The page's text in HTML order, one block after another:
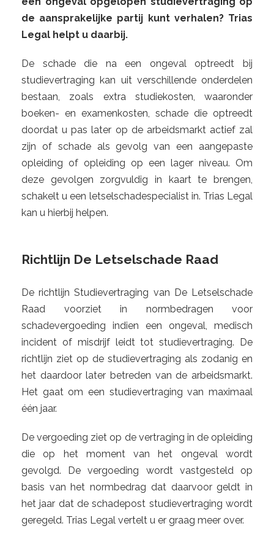
de aansprakelijke partij kunt verhalen? Trias
Legal helpt u daarbij.
De schade die na een ongeval optreedt bij
studievertraging kan uit verschillende onderdelen
bestaan, zoals extra studiekosten, waaronder
boeken- en examenkosten, schade die optreedt
doordat u pas later op de arbeidsmarkt actief zal
zijn of schade als gevolg van een aangepaste
opleiding of opleiding op een lager niveau. Om
deze gevolgen zorgvuldig in kaart te brengen,
schakelt u een letselschadespecialist in. Trias Legal
kan u hierbij helpen.
Richtlijn De Letselschade Raad
De richtlijn Studievertraging van De Letselschade
Raad voorziet in normbedragen voor
schadevergoeding indien een ongeval, medisch
incident of misdrijf leidt tot studievertraging. De
richtlijn ziet op de studievertraging als zodanig en
het daardoor later betreden van de arbeidsmarkt.
Het gaat om een studievertraging van maximaal
één jaar.
De vergoeding ziet op de vertraging in de opleiding
die op het moment van het ongeval wordt
gevolgd. De vergoeding wordt vastgesteld op
basis van het normbedrag dat daarvoor geldt in
het jaar dat de schadepost studievertraging wordt
geregeld. Trias Legal vertelt u er graag meer over.